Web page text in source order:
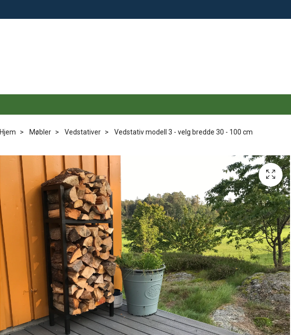
Hjem Møbler Vedstativer Vedstativ modell 3 - velg bredde 30 - 100 cm